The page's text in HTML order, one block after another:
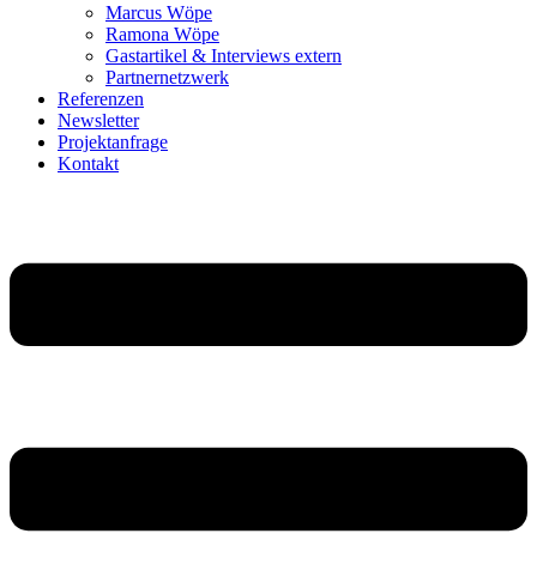
Marcus Wöpe
Ramona Wöpe
Gastartikel & Interviews extern
Partnernetzwerk
Referenzen
Newsletter
Projektanfrage
Kontakt